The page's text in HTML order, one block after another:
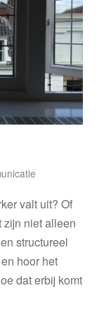
valt uit? Of
zijn niet alleen
structureel
hoor het
dat erbij komt